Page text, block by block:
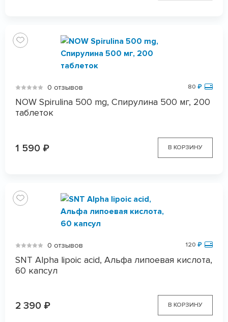
0 отзывов 80 ₽
NOW Spirulina 500 mg, Спирулина 500 мг, 200
таблеток
1 590 ₽ В КОРЗИНУ
0 отзывов 120 ₽
SNT Alpha lipoic acid, Альфа липоевая кислота,
60 капсул
2 390 ₽ В КОРЗИНУ